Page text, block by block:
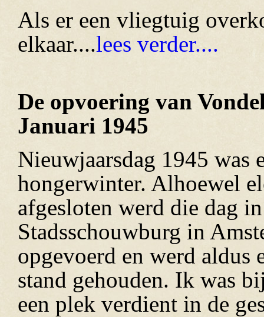
Als er een vliegtuig
elkaar....lees verder....
De opvoering van
Januari 1945
Nieuwjaarsdag 1945 was
hongerwinter. Alhoewel
afgesloten werd die dag
Stadsschouwburg in
opgevoerd en werd aldus
stand gehouden. Ik was
een plek verdient in de